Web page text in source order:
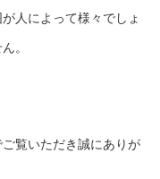
人によって様々でしょ
。
覧いただき誠にありが